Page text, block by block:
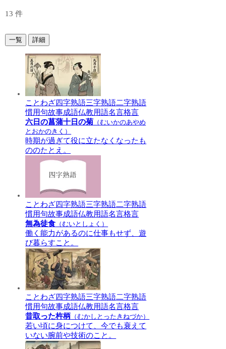
13 件
一覧 詳細
ことわざ四字熟語三字熟語二字熟語
慣用句故事成語仏教用語名言格言
六日の菖蒲十日の菊 （むいかのあやめ
とおかのきく）
時期が過ぎて役に立たなくなったも
ののたとえ。
ことわざ四字熟語三字熟語二字熟語
慣用句故事成語仏教用語名言格言
無為徒食 （むいとしょく）
働く能力があるのに仕事もせず、遊
び暮らすこと。
ことわざ四字熟語三字熟語二字熟語
慣用句故事成語仏教用語名言格言
昔取った杵柄 （むかしとったきねづか）
若い頃に身につけて、今でも衰えて
いない腕前や技術のこと。